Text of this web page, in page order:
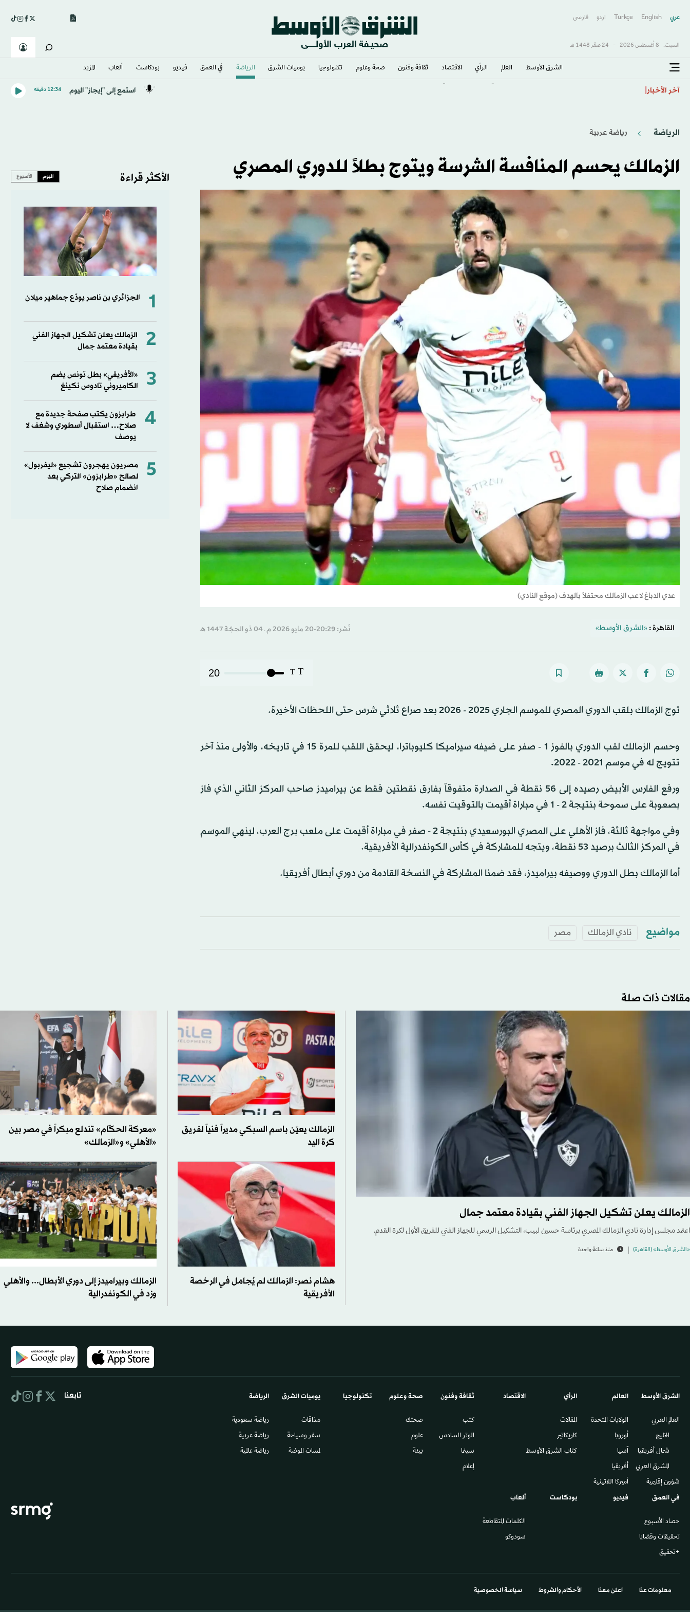
عربي English
Türkçe اردو فارسى
السبت, 8 أغسطس 2026 - 24 صفَر 1448 هـ
الشرق الأوسط​ العالم الرأي الاقتصاد ثقافة وفنون صحة وعلوم تكنولوجيا يوميات الشرق​ الرياضة في العمق فيديو بودكاست ألعاب المزيد
آخر الأخبار استمع إلى "إيجاز" اليوم 12:34 دقيقه
الرياضة رياضة عربية
الزمالك يحسم المنافسة الشرسة ويتوج بطلاً للدوري المصري
عدي الدباغ لاعب الزمالك محتفلاً بالهدف (موقع النادي)
القاهرة : «الشرق الأوسط» نُشر: 20:29-20 مايو 2026 م ـ 04 ذو الحِجّة 1447 هـ
T
T
20
توج الزمالك بلقب الدوري المصري للموسم الجاري 2025 - 2026 بعد صراع ثلاثي شرس حتى اللحظات الأخيرة.
وحسم الزمالك لقب الدوري بالفوز 1 - صفر على ضيفه سيراميكا كليوباترا، ليحقق اللقب للمرة 15 في تاريخه، والأولى منذ آخر
تتويج له في موسم 2021 - 2022.
ورفع الفارس الأبيض رصيده إلى 56 نقطة في الصدارة متفوقاً بفارق نقطتين فقط عن بيراميدز صاحب المركز الثاني الذي فاز
بصعوبة على سموحة بنتيجة 2 - 1 في مباراة أقيمت بالتوقيت نفسه.
وفي مواجهة ثالثة، فاز الأهلي على المصري البورسعيدي بنتيجة 2 - صفر في مباراة أقيمت على ملعب برج العرب، لينهي الموسم
في المركز الثالث برصيد 53 نقطة، ويتجه للمشاركة في كأس الكونفدرالية الأفريقية.
أما الزمالك بطل الدوري ووصيفه بيراميدز، فقد ضمنا المشاركة في النسخة القادمة من دوري أبطال أفريقيا.
مواضيع نادي الزمالك مصر
الأكثر قراءة اليوم الأسبوع
1 الجزائري بن ناصر يودّع جماهير ميلان
2
الزمالك يعلن تشكيل الجهاز الفني
بقيادة معتمد جمال
3
«الأفريقي» بطل تونس يضم
الكاميروني تادوس نكينغ
4
طرابزون يكتب صفحة جديدة مع
صلاح… استقبال أسطوري وشغف لا
يوصف
5
مصريون يهجرون تشجيع «ليفربول»
لصالح «طرابزون» التركي بعد
انضمام صلاح
مقالات ذات صلة
الزمالك يعلن تشكيل الجهاز الفني بقيادة معتمد جمال
اعتمد مجلس إدارة نادي الزمالك المصري برئاسة حسين لبيب، التشكيل الرسمي للجهاز الفني للفريق الأول لكرة القدم.
«الشرق الأوسط» (القاهرة) منذ ساعة واحدة
الزمالك يعيّن باسم السبكي مديراً فنياً لفريق
كرة اليد
«معركة الحكّام» تندلع مبكراً في مصر بين
«الأهلي» و«الزمالك»
هشام نصر: الزمالك لم يُجامَل في الرخصة
الأفريقية
الزمالك وبيراميدز إلى دوري الأبطال... والأهلي
وزد في الكونفدرالية
الشرق الأوسط​
العالم العربي
الخليج
شمال أفريقيا
المشرق العربي
شؤون إقليمية
العالم
الولايات المتحدة
أوروبا
آسيا
أفريقيا
أميركا اللاتينية
الرأي
المقالات
كاريكاتير
كتاب الشرق الأوسط
الاقتصاد ثقافة وفنون
كتب
الوتر السادس​
سينما
إعلام
صحة وعلوم
صحتك
علوم
بيئة
تكنولوجيا يوميات الشرق​
مذاقات
سفر وسياحة
لمسات الموضة
الرياضة
رياضة سعودية
رياضة عربية
رياضة عالمية
في العمق
حصاد الأسبوع
تحقيقات وقضايا
+تحقيق
فيديو بودكاست ألعاب
الكلمات المتقاطعة
سودوكو
تابعنا
معلومات عنا اعلن معنا الأحكام والشروط سياسة الخصوصية